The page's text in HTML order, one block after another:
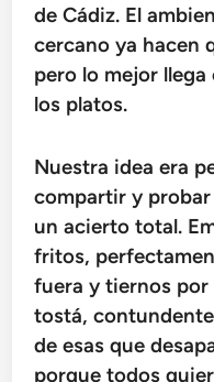
deCádiz. El
cercano ya hacen
pero lo mejor
los platos.
Nuestra idea era
compartir y
un acierto total.
fritos,
fuera y tiernos por
tostá,
de esas que
porque todos